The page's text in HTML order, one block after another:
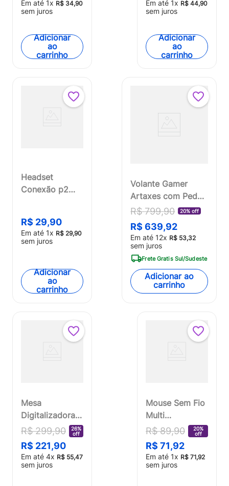
Potência 45mw
PH367OUT
[Reembalado]
Em até 1x R$ 34,90
sem juros
Adicionar
ao
carrinho
Em até 1x R$ 44,90
sem juros
Adicionar
ao
carrinho
Headset
Conexão p2
100mw
Microfone
R$ 29,90
Em até 1x R$ 29,90
sem juros
Adicionar
ao
carrinho
Volante Gamer
Artaxes com Pedal
Multiplataforma
Warrior -
JS090OUT
[Reembalado]
R$ 799,90 20% off
R$ 639,92
Em até 12x R$ 53,32
sem juros
Frete Gratis Sul/Sudeste
Adicionar ao
carrinho
Mesa
Digitalizadora
Criativa Slim 6
Pol. com 8192
Níveis de
Sensibilidade
R$ 299,90
26%
off
R$ 221,90
Em até 4x R$ 55,47
sem juros
Mouse Sem Fio
Multi
(Multilaser)
Wave
Recarregável
Bateria de Litío
R$ 89,90
20%
off
R$ 71,92
Em até 1x R$ 71,92
sem juros